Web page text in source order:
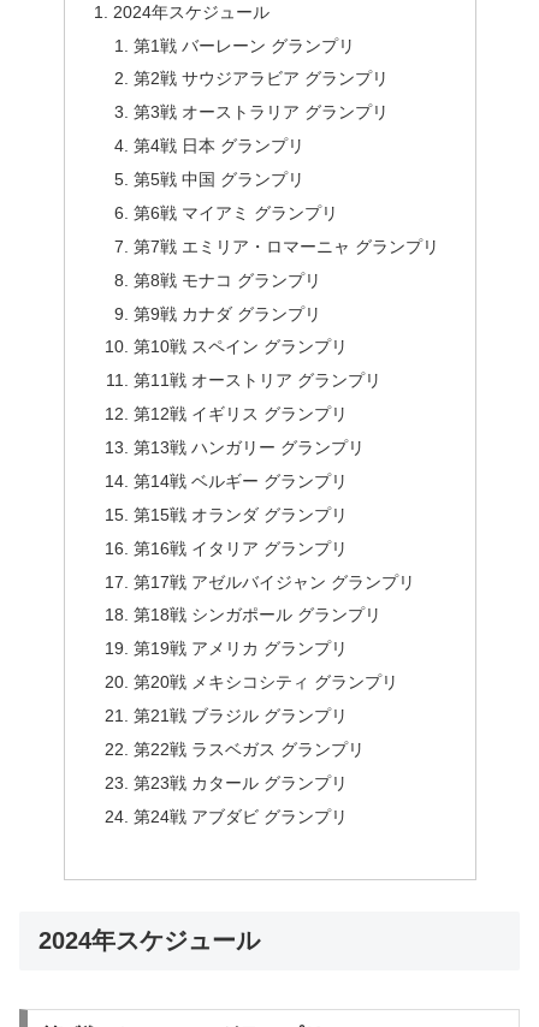
2024年スケジュール
第1戦 バーレーン グランプリ
第2戦 サウジアラビア グランプリ
第3戦 オーストラリア グランプリ
第4戦 日本 グランプリ
第5戦 中国 グランプリ
第6戦 マイアミ グランプリ
第7戦 エミリア・ロマーニャ グランプリ
第8戦 モナコ グランプリ
第9戦 カナダ グランプリ
第10戦 スペイン グランプリ
第11戦 オーストリア グランプリ
第12戦 イギリス グランプリ
第13戦 ハンガリー グランプリ
第14戦 ベルギー グランプリ
第15戦 オランダ グランプリ
第16戦 イタリア グランプリ
第17戦 アゼルバイジャン グランプリ
第18戦 シンガポール グランプリ
第19戦 アメリカ グランプリ
第20戦 メキシコシティ グランプリ
第21戦 ブラジル グランプリ
第22戦 ラスベガス グランプリ
第23戦 カタール グランプリ
第24戦 アブダビ グランプリ
2024年スケジュール